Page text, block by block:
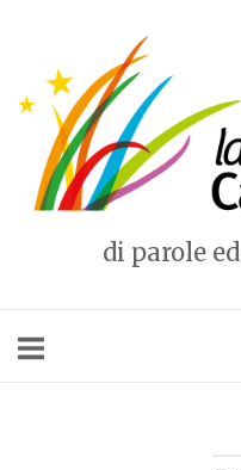
contenuto
di parole